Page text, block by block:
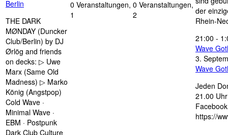
Berlin
THE DARK
MØNDAY (Duncker
Club/Berlin) by DJ
Ørlög and friends
on decks: ▷ Uwe
Marx (Same Old
Madness) ▷ Marko
König (Angstpop)
Cold Wave ·
Minimal Wave ·
EBM · Postpunk
Dark Club Culture
0 Veranstaltungen,
1
0 Veranstaltungen,
2
der
Rhein-
21:00 -
Wave
3.
Wave
Jeden
21.00
https://